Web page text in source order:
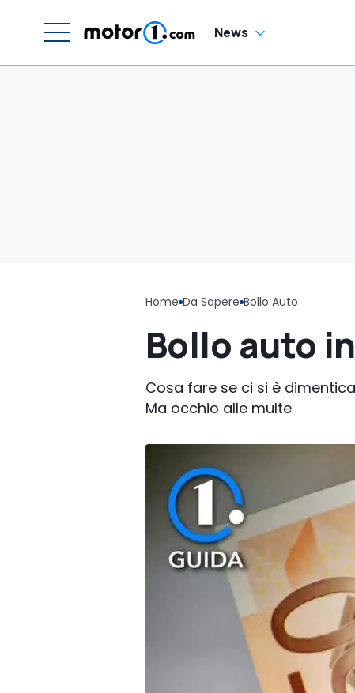
News
Home Da Sapere Bollo Auto
Bollo auto
Cosa fare se ci si è
Ma occhio alle multe